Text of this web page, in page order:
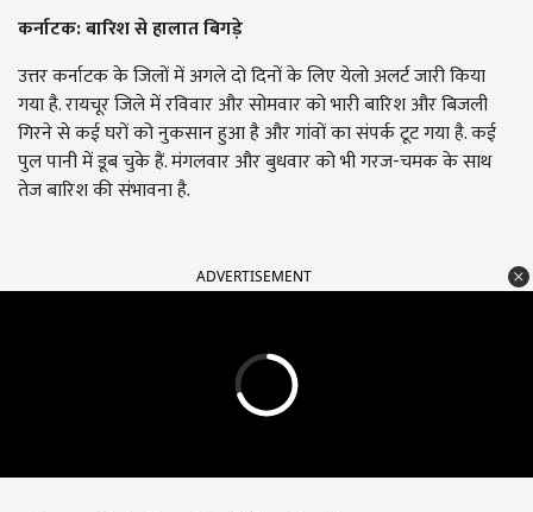
कर्नाटक: बारिश से हालात बिगड़े
उत्तर कर्नाटक के जिलों में अगले दो दिनों के लिए येलो अलर्ट जारी किया
गया है. रायचूर जिले में रविवार और सोमवार को भारी बारिश और बिजली
गिरने से कई घरों को नुकसान हुआ है और गांवों का संपर्क टूट गया है. कई
पुल पानी में डूब चुके हैं. मंगलवार और बुधवार को भी गरज-चमक के साथ
तेज बारिश की संभावना है.
ADVERTISEMENT